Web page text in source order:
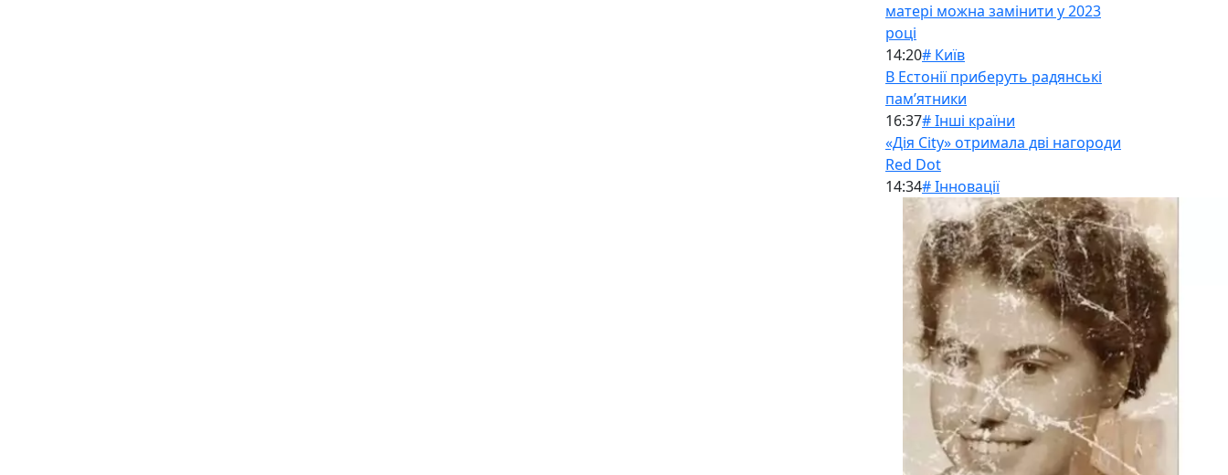
матері можна замінити у 2023
році
14:20# Київ
В Естонії приберуть радянські
памʼятники
16:37# Інші країни
«Дія City» отримала дві нагороди
Red Dot
14:34# Інновації